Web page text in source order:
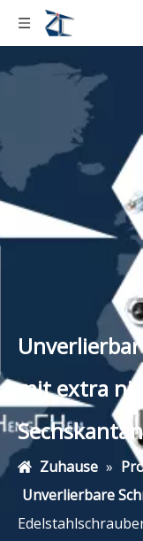
mit extra
Zuhause »
Unverlierbare